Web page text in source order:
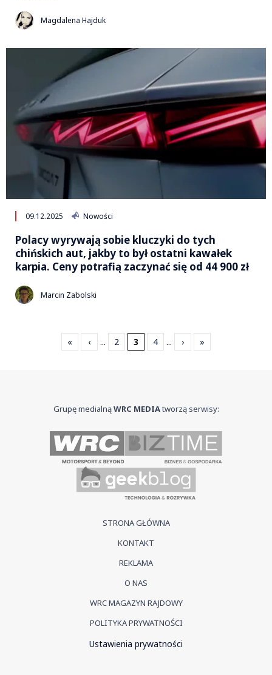
Magdalena Hajduk
09.12.2025 Nowości
Polacy wyrywają sobie kluczyki do tych
chińskich aut, jakby to był ostatni kawałek
karpia. Ceny potrafią zaczynać się od 44 900 zł
Marcin Zabolski
« ‹ ... 2 3 4 ... › »
Grupę medialnąWRC MEDIAtworzą serwisy:
STRONA GŁÓWNA
KONTAKT
REKLAMA
O NAS
WRC MAGAZYN RAJDOWY
POLITYKA PRYWATNOŚCI
Ustawienia prywatności